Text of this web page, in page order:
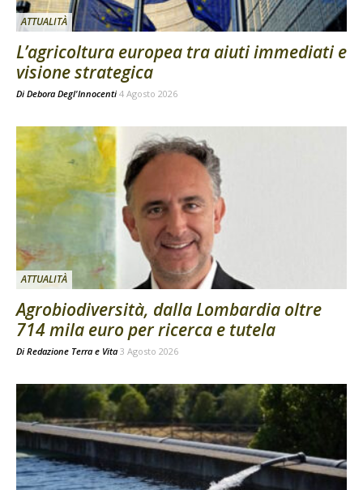
ATTUALITÀ
L’agricoltura europea tra aiuti immediati e
visione strategica
Di Debora Degl'Innocenti 4 Agosto 2026
ATTUALITÀ
Agrobiodiversità, dalla Lombardia oltre
714 mila euro per ricerca e tutela
Di Redazione Terra e Vita 3 Agosto 2026